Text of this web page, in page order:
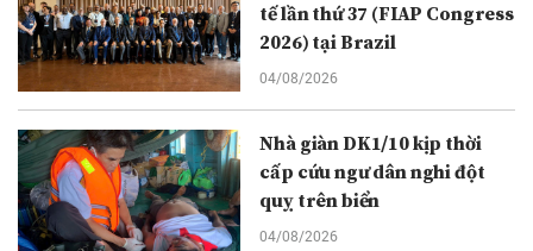
tế lần thứ 37 (FIAP Congress
2026) tại Brazil
04/08/2026
Nhà giàn DK1/10 kịp thời
cấp cứu ngư dân nghi đột
quỵ trên biển
04/08/2026